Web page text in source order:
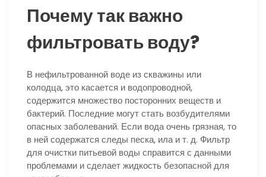
Почему так важно
фильтровать воду?
В нефильтрованной воде из скважины или
колодца, это касается и водопроводной,
содержится множество посторонних веществ и
бактерий. Последние могут стать возбудителями
опасных заболеваний. Если вода очень грязная, то
в ней содержатся следы песка, ила и т. д. Фильтр
для очистки питьевой воды справится с данными
проблемами и сделает жидкость безопасной для